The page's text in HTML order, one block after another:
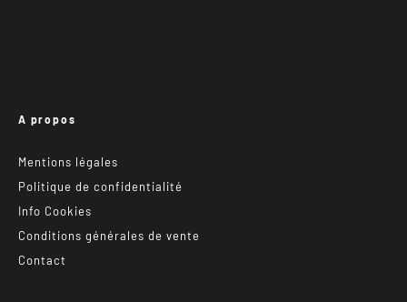
A propos
Mentions légales
Politique de confidentialité
Info Cookies
Conditions générales de vente
Contact